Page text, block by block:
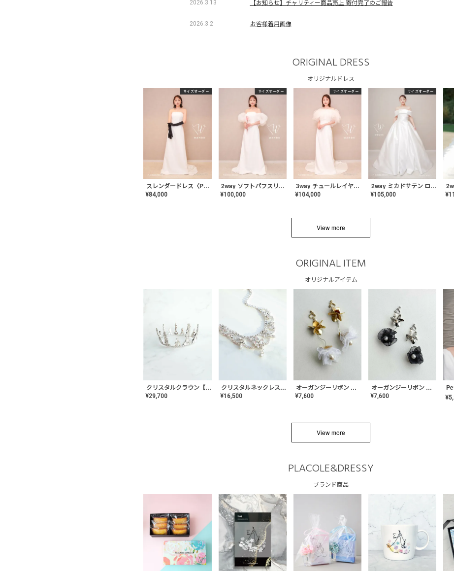
2026.3.13 【お知らせ】チャリティー商品売上 寄付完了のご報告
2026.3.2 お客様着用画像
ORIGINAL DRESS
オリジナルドレス
サイズオーダー
スレンダードレス〈PD-WDOR-2110〉
¥84,000
サイズオーダー
2way ソフトパフスリーブ スレンダードレス〈PD-WDOR-2112〉
¥100,000
サイズオーダー
3way チュールレイヤーオフショルダー スレンダードレス〈PD-WDOR-2111〉
¥104,000
サイズオーダー
2way ミカドサテン ロールカラードレス〈PD-WDOR-511〉
¥105,000 ¥
View more
ORIGINAL ITEM
オリジナルアイテム
クリスタルクラウン【MA-COHD-01】韓国風クラウン/ウェディングクラウン/ティアラ
¥29,700
クリスタルネックレス-Lace【MA-CONL-02】
¥16,500
オーガンジーリボン バレリーナイヤリング&ピアス【White】〈PV-COER-12〉
¥7,600
オーガンジーリボン バレリーナイヤリング&ピアス【Black】〈PV-COER-11〉
¥7,600 ¥
View more
PLACOLE&DRESSY
ブランド商品